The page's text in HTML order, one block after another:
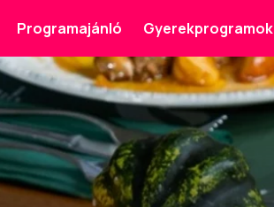
Programajánló Gyerekprogramok